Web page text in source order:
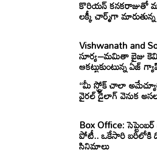
కొరియన్ కనకరాజుతో
లక్కీ చార్మ్‌గా
Vishwanath and
సూర్య–మమితా బైజు
ఆకట్టుకుంటున్న ఏజ్
“మీ స్ట్రోక్ చాలా
వైరల్ డైలాగ్ వెనుక
Box Office:
పోటీ.. ఒకేసారి బరిలోకి
సినిమాలు